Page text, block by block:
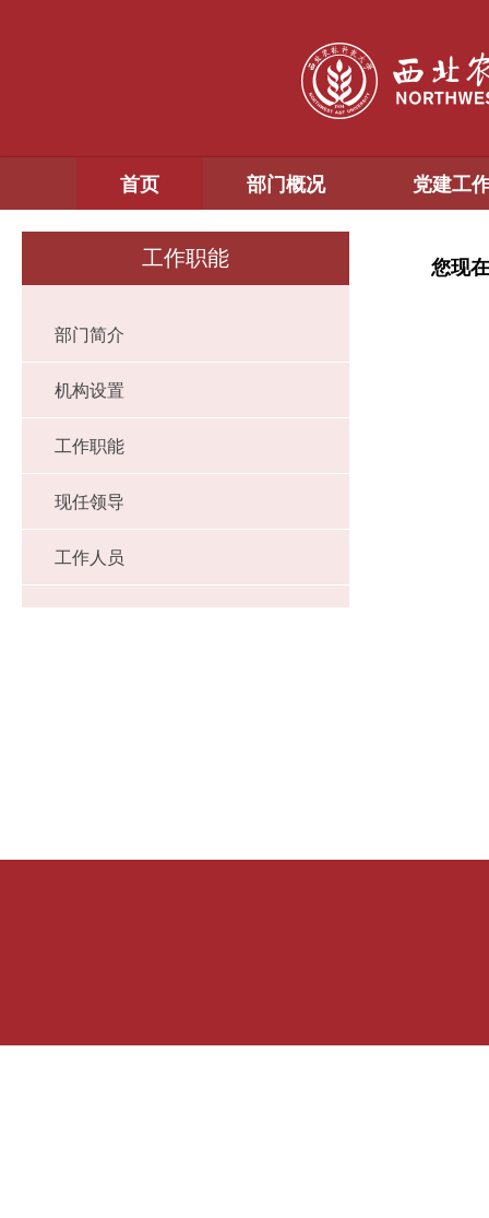
首页 部门概况 党建工
工作职能
部门简介
机构设置
工作职能
现任领导
工作人员
您现